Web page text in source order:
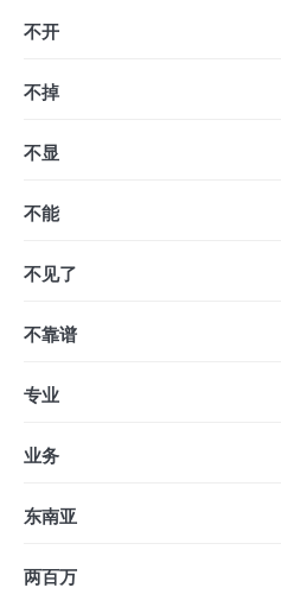
不开
不掉
不显
不能
不见了
不靠谱
专业
业务
东南亚
两百万